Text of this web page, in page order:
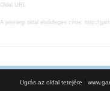
Oldal URL
A jelenlegi oldal elsődleges címe: http://
Ugrás az oldal tetejére